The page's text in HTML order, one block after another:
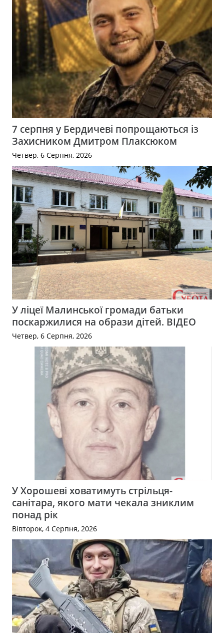
7 серпня у Бердичеві попрощаються із
Захисником Дмитром Плаксюком
Четвер, 6 Серпня, 2026
У ліцеї Малинської громади батьки
поскаржилися на образи дітей. ВІДЕО
Четвер, 6 Серпня, 2026
У Хорошеві ховатимуть стрільця-
санітара, якого мати чекала зниклим
понад рік
Вівторок, 4 Серпня, 2026